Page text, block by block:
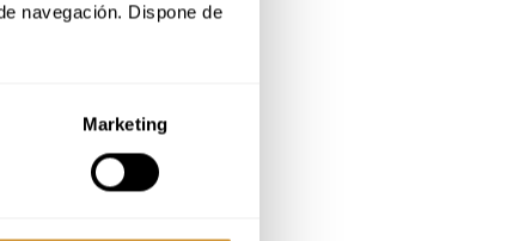
navegación. Dispone de
Marketing